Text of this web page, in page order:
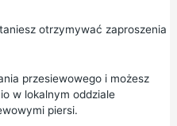
otrzymywać zaproszenia
przesiewowego i możesz
w lokalnym oddziale
piersi.